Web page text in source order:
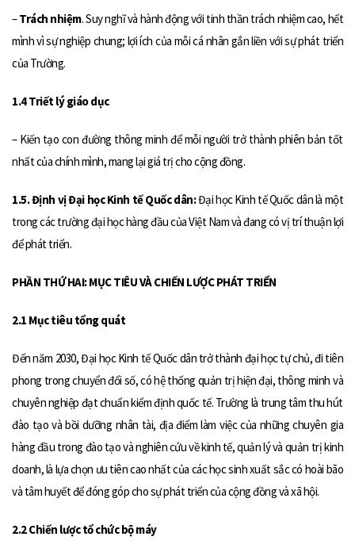
–Trách nhiệm. Suy nghĩ và hành động với tinh thần trách nhiệm cao, hết
mình vì sự nghiệp chung; lợi ích của mỗi cá nhân gắn liền với sự phát triển
của Trường.
1.4 Triết lý giáo dục
– Kiến tạo con đường thông minh để mỗi người trở thành phiên bản tốt
nhất của chính mình, mang lại giá trị cho cộng đồng.
1.5. Định vị Đại học Kinh tế Quốc dân:Đại học Kinh tế Quốc dân là một
trong các trường đại học hàng đầu của Việt Nam và đang có vị trí thuận lợi
để phát triển.
PHẦN THỨ HAI: MỤC TIÊU VÀ CHIẾN LƯỢC PHÁT TRIỂN
2.1 Mục tiêu tổng quát
Đến năm 2030, Đại học Kinh tế Quốc dân trở thành đại học tự chủ, đi tiên
phong trong chuyển đổi số, có hệ thống quản trị hiện đại, thông minh và
chuyên nghiệp đạt chuẩn kiểm định quốc tế. Trường là trung tâm thu hút
đào tạo và bồi dưỡng nhân tài, địa điểm làm việc của những chuyên gia
hàng đầu trong đào tạo và nghiên cứu về kinh tế, quản lý và quản trị kinh
doanh, là lựa chọn ưu tiên cao nhất của các học sinh xuất sắc có hoài bão
và tâm huyết để đóng góp cho sự phát triển của cộng đồng và xã hội.
2.2 Chiến lược tổ chức bộ máy